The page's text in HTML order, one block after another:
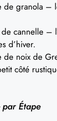
de granola –
cannelle –
d’hiver.
de noix de
côté
par Étape